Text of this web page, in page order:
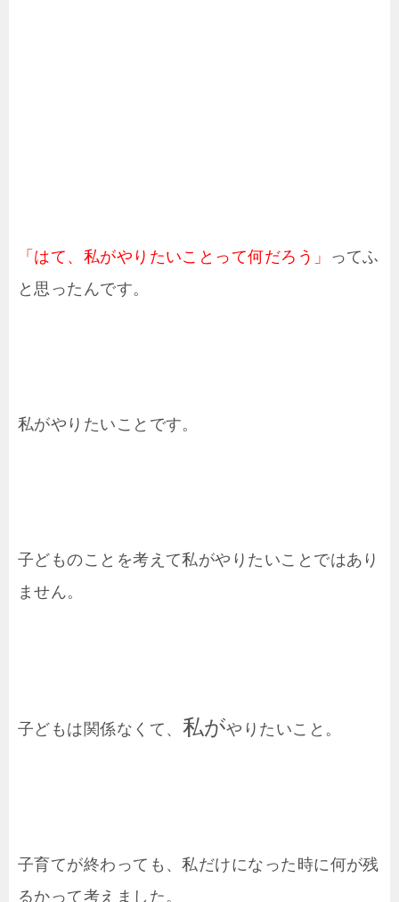
「はて、私がやりたいことって何だろう」
ってふ
と思ったんです。
私がやりたいことです。
子どものことを考えて私がやりたいことではあり
ません。
子どもは関係なくて、 私がやりたいこと。
子育てが終わっても、私だけになった時に何が残
るかって考えました。